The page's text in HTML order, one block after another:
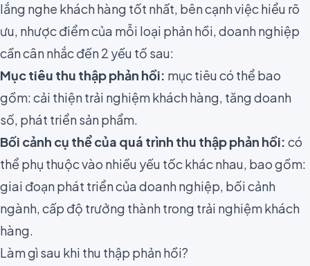
lắng nghe khách hàng tốt nhất, bên cạnh việc hiểu rõ
ưu, nhược điểm của mỗi loại phản hồi, doanh nghiệp
cần cân nhắc đến 2 yếu tố sau:
Mục tiêu thu thập phản hồi: mục tiêu có thể bao
gồm: cải thiện trải nghiệm khách hàng, tăng doanh
số, phát triển sản phẩm.
Bối cảnh cụ thể của quá trình thu thập phản hồi: có
thể phụ thuộc vào nhiều yếu tốc khác nhau, bao gồm:
giai đoạn phát triển của doanh nghiệp, bối cảnh
ngành,cấp độ trưởng thành trong trải nghiệm khách
hàng.
Làm gì sau khi thu thập phản hồi?